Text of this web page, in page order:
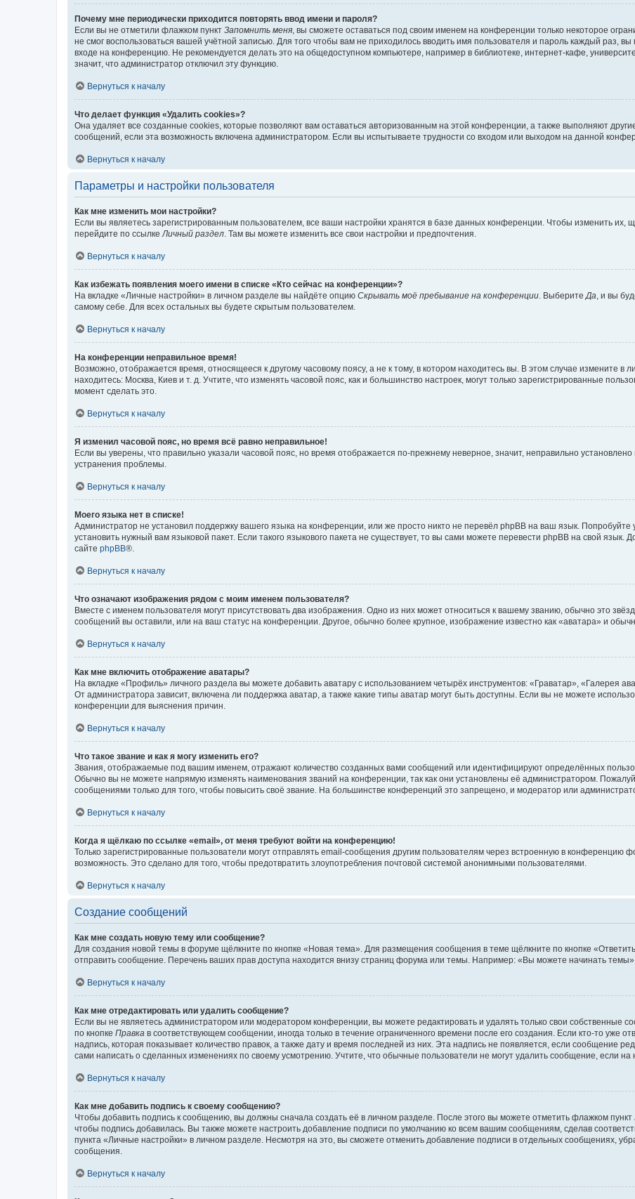
Почему мне периодически приходится повторять ввод имени и пароля?
Если вы не отметили флажком пункт Запомнить меня , вы сможете оставаться под своим именем на конференции только некоторое
не смог воспользоваться вашей учётной записью. Для того чтобы вам не приходилось вводить имя пользователя и пароль каждый раз,
входе на конференцию. Не рекомендуется делать это на общедоступном компьютере, например в библиотеке, интернет-кафе,
значит, что администратор отключил эту функцию.
Вернуться к началу
Что делает функция «Удалить cookies»?
Она удаляет все созданные cookies, которые позволяют вам оставаться авторизованным на этой конференции, а также выполняют
сообщений, если эта возможность включена администратором. Если вы испытываете трудности со входом или выходом на данной
Вернуться к началу
Параметры и настройки пользователя
Как мне изменить мои настройки?
Если вы являетесь зарегистрированным пользователем, все ваши настройки хранятся в базе данных конференции. Чтобы изменить их,
перейдите по ссылке Личный раздел . Там вы можете изменить все свои настройки и предпочтения.
Вернуться к началу
Как избежать появления моего имени в списке «Кто сейчас на конференции»?
На вкладке «Личные настройки» в личном разделе вы найдёте опцию Скрывать моё пребывание на конференции . Выберите Да , и вы
самому себе. Для всех остальных вы будете скрытым пользователем.
Вернуться к началу
На конференции неправильное время!
Возможно, отображается время, относящееся к другому часовому поясу, а не к тому, в котором находитесь вы. В этом случае измените в
находитесь: Москва, Киев и т. д. Учтите, что изменять часовой пояс, как и большинство настроек, могут только зарегистрированные
момент сделать это.
Вернуться к началу
Я изменил часовой пояс, но время всё равно неправильное!
Если вы уверены, что правильно указали часовой пояс, но время отображается по-прежнему неверное, значит, неправильно
устранения проблемы.
Вернуться к началу
Моего языка нет в списке!
Администратор не установил поддержку вашего языка на конференции, или же просто никто не перевёл phpBB на ваш язык.
установить нужный вам языковой пакет. Если такого языкового пакета не существует, то вы сами можете перевести phpBB на свой
сайте phpBB®.
Вернуться к началу
Что означают изображения рядом с моим именем пользователя?
Вместе с именем пользователя могут присутствовать два изображения. Одно из них может относиться к вашему званию, обычно это
сообщений вы оставили, или на ваш статус на конференции. Другое, обычно более крупное, изображение известно как «аватара» и
Вернуться к началу
Как мне включить отображение аватары?
На вкладке «Профиль» личного раздела вы можете добавить аватару с использованием четырёх инструментов: «Граватар», «Галерея
От администратора зависит, включена ли поддержка аватар, а также какие типы аватар могут быть доступны. Если вы не можете
конференции для выяснения причин.
Вернуться к началу
Что такое звание и как я могу изменить его?
Звания, отображаемые под вашим именем, отражают количество созданных вами сообщений или идентифицируют определённых
Обычно вы не можете напрямую изменять наименования званий на конференции, так как они установлены её администратором.
сообщениями только для того, чтобы повысить своё звание. На большинстве конференций это запрещено, и модератор или
Вернуться к началу
Когда я щёлкаю по ссылке «email», от меня требуют войти на конференцию!
Только зарегистрированные пользователи могут отправлять email-сообщения другим пользователям через встроенную в конференцию
возможность. Это сделано для того, чтобы предотвратить злоупотребления почтовой системой анонимными пользователями.
Вернуться к началу
Создание сообщений
Как мне создать новую тему или сообщение?
Для создания новой темы в форуме щёлкните по кнопке «Новая тема». Для размещения сообщения в теме щёлкните по кнопке
отправить сообщение. Перечень ваших прав доступа находится внизу страниц форума или темы. Например: «Вы можете начинать
Вернуться к началу
Как мне отредактировать или удалить сообщение?
Если вы не являетесь администратором или модератором конференции, вы можете редактировать и удалять только свои собственные
по кнопке Правка в соответствующем сообщении, иногда только в течение ограниченного времени после его создания. Если кто-то уже
надпись, которая показывает количество правок, а также дату и время последней из них. Эта надпись не появляется, если сообщение
сами написать о сделанных изменениях по своему усмотрению. Учтите, что обычные пользователи не могут удалить сообщение, если на
Вернуться к началу
Как мне добавить подпись к своему сообщению?
Чтобы добавить подпись к сообщению, вы должны сначала создать её в личном разделе. После этого вы можете отметить флажком пункт
чтобы подпись добавилась. Вы также можете настроить добавление подписи по умолчанию ко всем вашим сообщениям, сделав
пункта «Личные настройки» в личном разделе. Несмотря на это, вы сможете отменить добавление подписи в отдельных сообщениях,
сообщения.
Вернуться к началу